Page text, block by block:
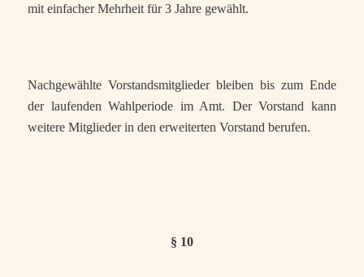
mit einfacher Mehrheit für 3 Jahre gewählt.
Nachgewählte Vorstandsmitglieder bleiben bis zum Ende
der laufenden Wahlperiode im Amt. Der Vorstand kann
weitere Mitglieder in den erweiterten Vorstand berufen.
§ 10